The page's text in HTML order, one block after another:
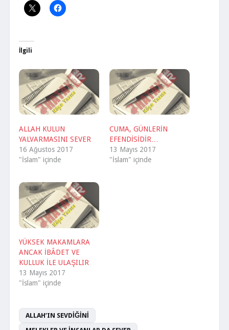
İlgili
ALLAH KULUN
YALVARMASINI SEVER
16 Ağustos 2017
"İslam" içinde
CUMA, GÜNLERİN
EFENDİSİDİR…
13 Mayıs 2017
"İslam" içinde
YÜKSEK MAKAMLARA
ANCAK İBÂDET VE
KULLUK İLE ULAŞILIR
13 Mayıs 2017
"İslam" içinde
ALLAH’IN SEVDİĞİNİ